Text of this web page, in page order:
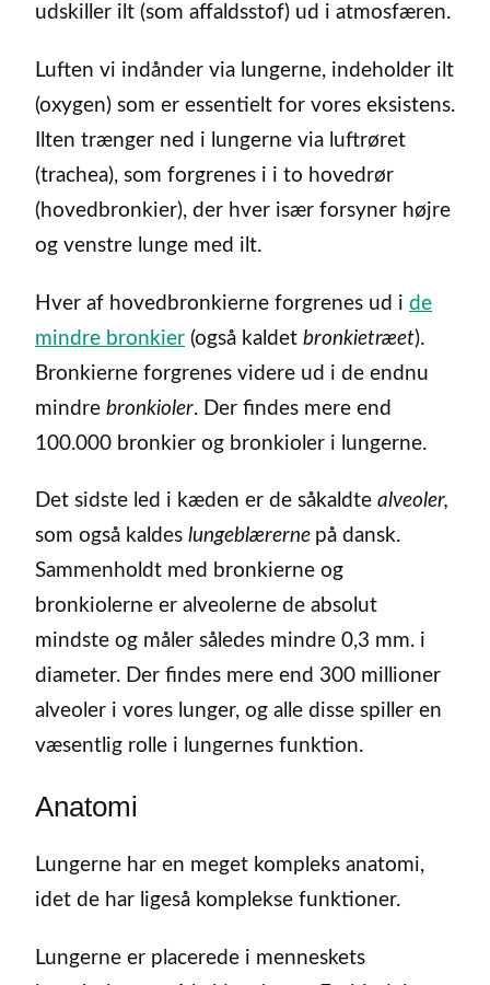
udskiller ilt (som affaldsstof) ud i atmosfæren.
Luften vi indånder via lungerne, indeholder ilt
(oxygen) som er essentielt for vores eksistens.
Ilten trænger ned i lungerne via luftrøret
(trachea), som forgrenes i i to hovedrør
(hovedbronkier), der hver især forsyner højre
og venstre lunge med ilt.
Hver af hovedbronkierne forgrenes ud i de
mindre bronkier (også kaldet bronkietræet).
Bronkierne forgrenes videre ud i de endnu
mindre bronkioler. Der findes mere end
100.000 bronkier og bronkioler i lungerne.
Det sidste led i kæden er de såkaldte alveoler,
som også kaldes lungeblærerne på dansk.
Sammenholdt med bronkierne og
bronkiolerne er alveolerne de absolut
mindste og måler således mindre 0,3 mm. i
diameter. Der findes mere end 300 millioner
alveoler i vores lunger, og alle disse spiller en
væsentlig rolle i lungernes funktion.
Anatomi
Lungerne har en meget kompleks anatomi,
idet de har ligeså komplekse funktioner.
Lungerne er placerede i menneskets